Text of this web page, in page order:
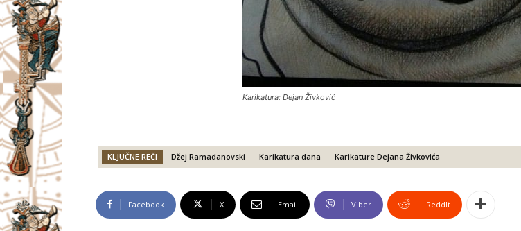
Karikatura: Dejan Živković
KLJUČNE REČI Džej Ramadanovski Karikatura dana Karikature Dejana Živkovića
Facebook X Email Viber ReddIt